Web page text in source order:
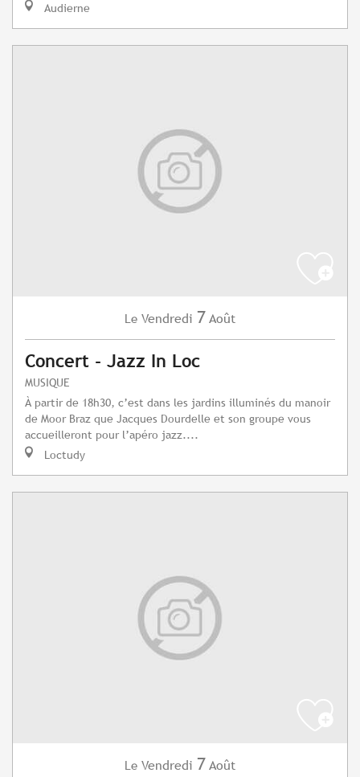
Audierne
Le Vendredi 7 Août
Concert - Jazz In Loc
MUSIQUE
À partir de 18h30, c’est dans les jardins illuminés du manoir
de Moor Braz que Jacques Dourdelle et son groupe vous
accueilleront pour l’apéro jazz....
Loctudy
Le Vendredi 7 Août